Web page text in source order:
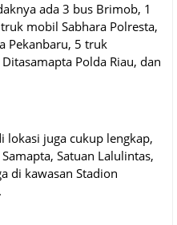
ada 3 bus Brimob, 1
mobil Sabhara Polresta,
Pekanbaru, 5 truk
Polda Riau, dan
lokasi juga cukup lengkap,
Satuan Lalulintas,
di kawasan Stadion